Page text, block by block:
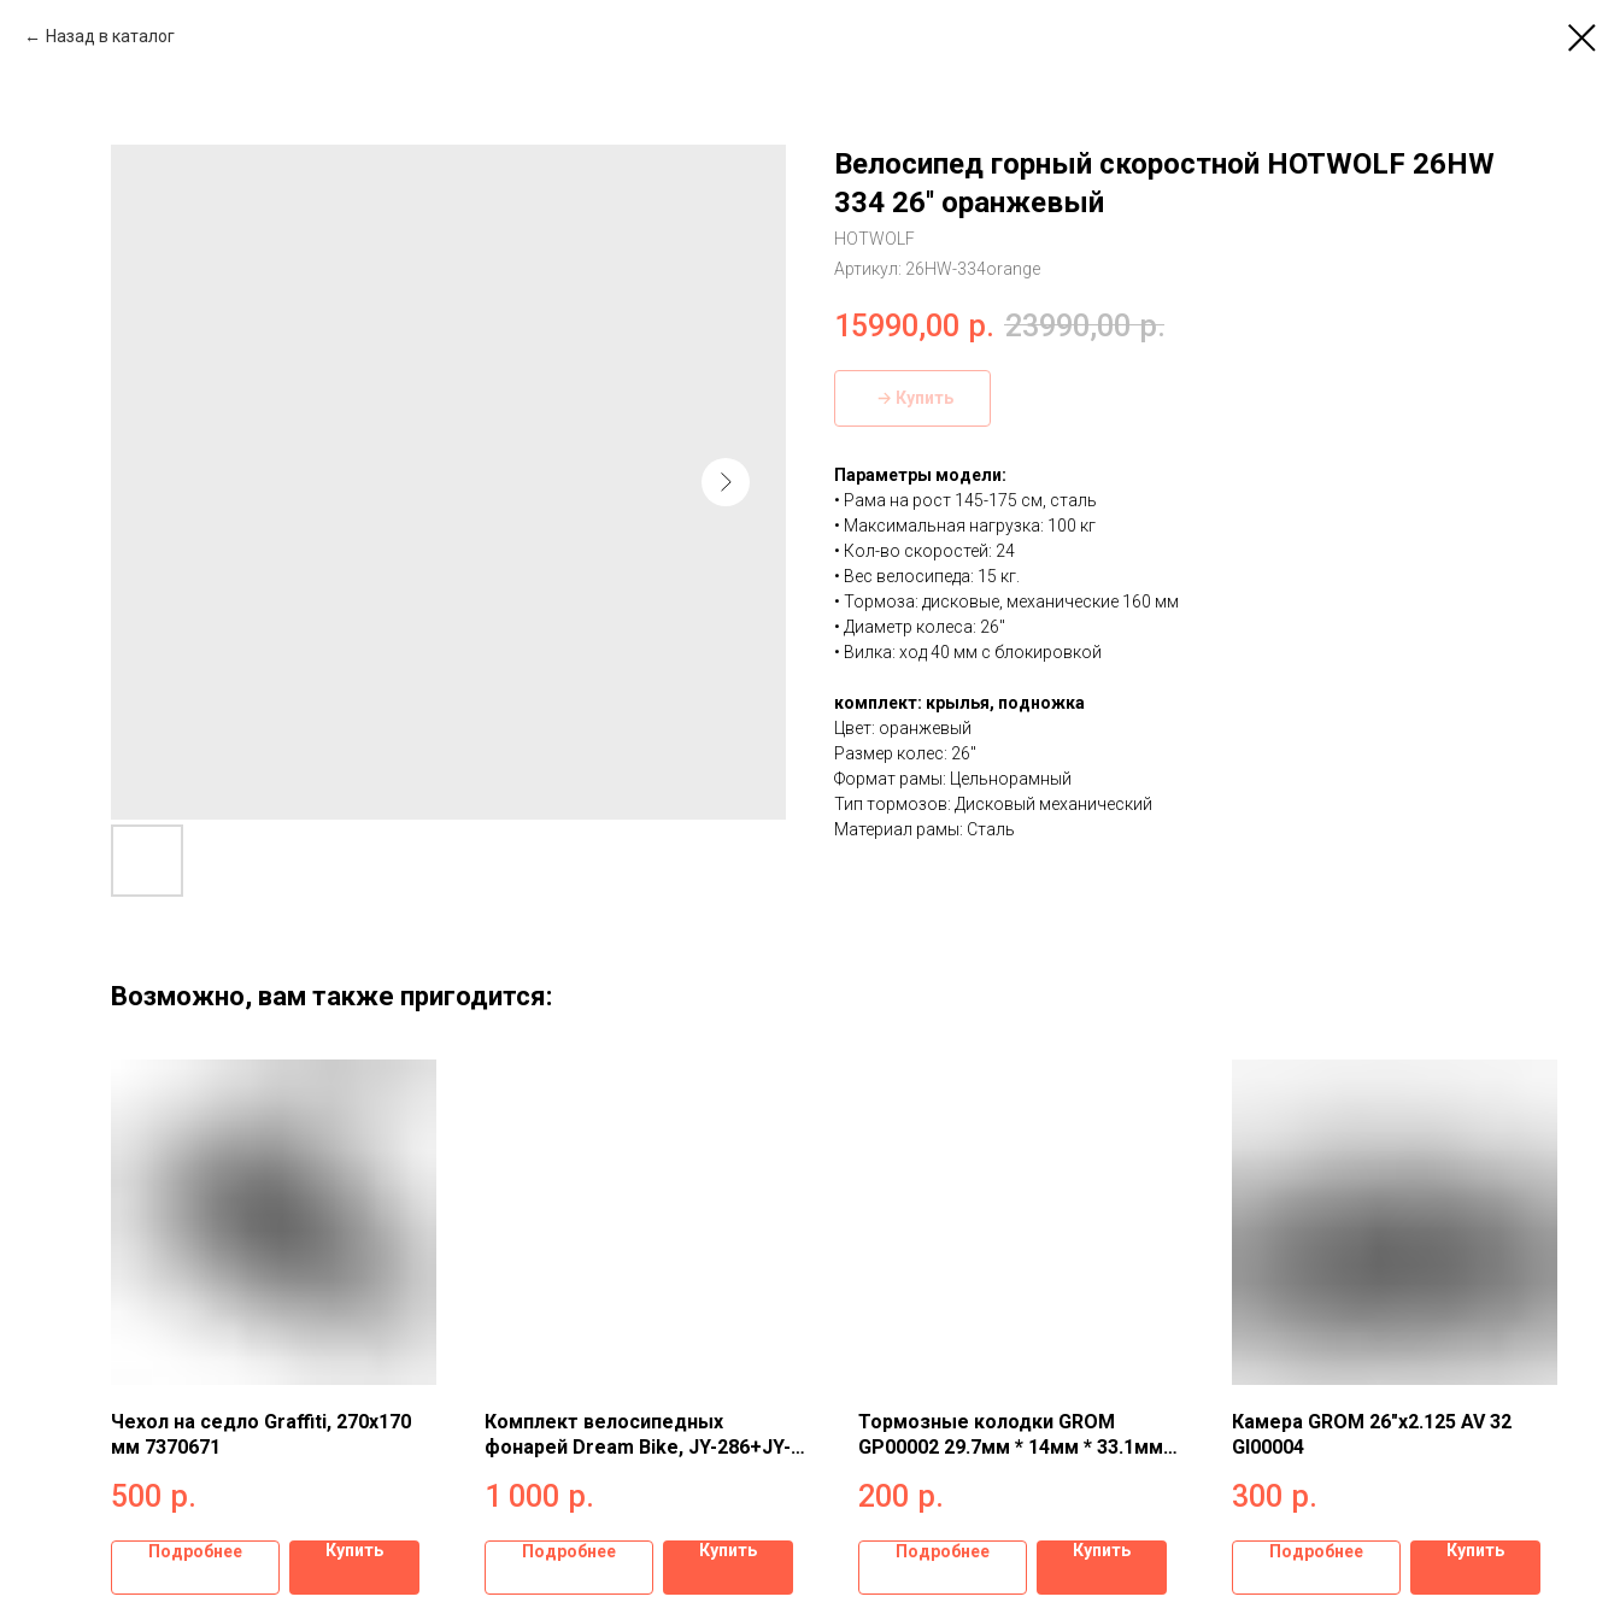
Назад в каталог
Велосипед горный скоростной HOTWOLF 26HW
334 26'' оранжевый
HOTWOLF
Артикул: 26HW-334orange
15990,00 р. 23990,00 р.
Купить
Параметры модели:
• Рама на рост 145-175 см, сталь
• Максимальная нагрузка: 100 кг
• Кол-во скоростей: 24
• Вес велосипеда: 15 кг.
• Тормоза: дисковые, механические 160 мм
• Диаметр колеса: 26''
• Вилка: ход 40 мм с блокировкой
комплект: крылья, подножка
Цвет: оранжевый
Размер колес: 26''
Формат рамы: Цельнорамный
Тип тормозов: Дисковый механический
Материал рамы: Сталь
Возможно, вам также пригодится:
Чехол на седло Graffiti, 270x170
мм 7370671
500 р.
Подробнее Купить
Комплект велосипедных
фонарей Dream Bike, JY-286+JY-
1 000 р.
Подробнее Купить
Тормозные колодки GROM
GP00002 29.7мм * 14мм * 33.1мм
200 р.
Подробнее Купить
Камера GROM 26"x2.125 AV 32
GI00004
300 р.
Подробнее Купить